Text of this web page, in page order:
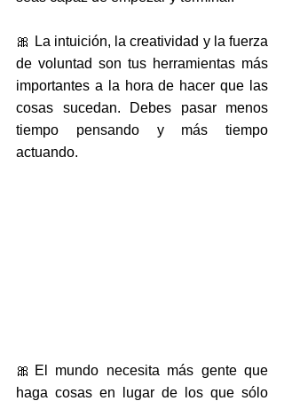
🎀 La intuición, la creatividad y la fuerza
de voluntad son tus herramientas más
importantes a la hora de hacer que las
cosas sucedan. Debes pasar menos
tiempo pensando y más tiempo
actuando.
🎀El mundo necesita más gente que
haga cosas en lugar de los que sólo